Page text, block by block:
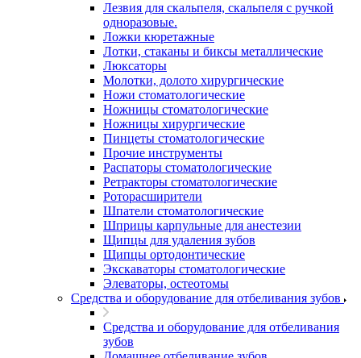
Лезвия для скальпеля, скальпеля с ручкой
одноразовые.
Ложки кюретажные
Лотки, стаканы и биксы металлические
Люксаторы
Молотки, долото хирургические
Ножи стоматологические
Ножницы стоматологические
Ножницы хирургические
Пинцеты стоматологические
Прочие инструменты
Распаторы стоматологические
Ретракторы стоматологические
Роторасширители
Шпатели стоматологические
Шприцы карпульные для анестезии
Щипцы для удаления зубов
Щипцы ортодонтические
Экскаваторы стоматологические
Элеваторы, остеотомы
Средства и оборудование для отбеливания зубов
Средства и оборудование для отбеливания
зубов